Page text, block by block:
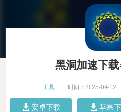
黑洞加速下
工具 时间：2025-09-12
安卓下载 苹果